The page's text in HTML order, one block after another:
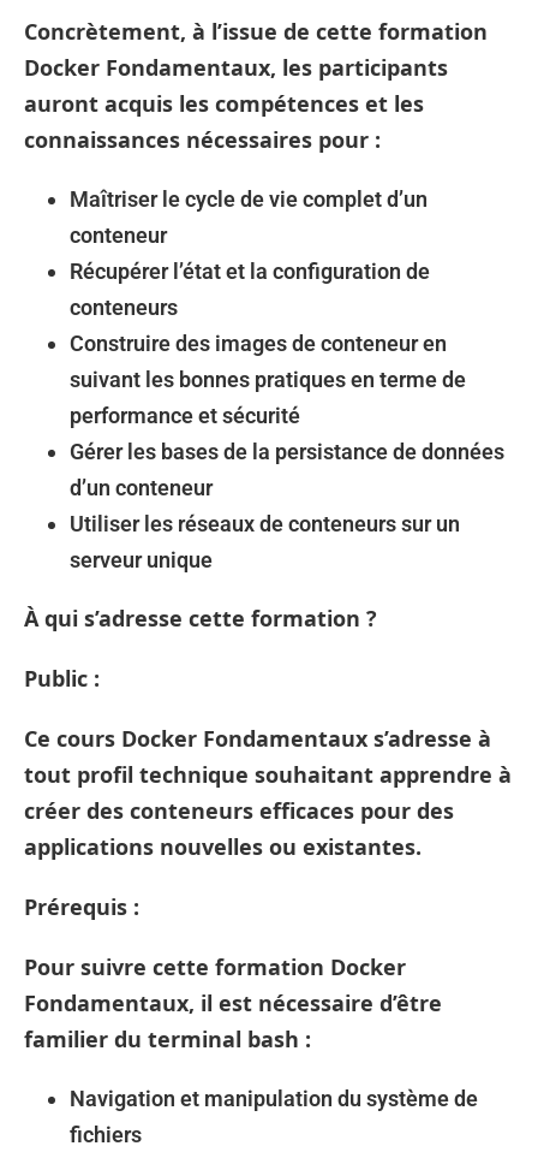
Concrètement, à l’issue de cette formation
Docker Fondamentaux, les participants
auront acquis les compétences et les
connaissances nécessaires pour :
Maîtriser le cycle de vie complet d’un
conteneur
Récupérer l’état et la configuration de
conteneurs
Construire des images de conteneur en
suivant les bonnes pratiques en terme de
performance et sécurité
Gérer les bases de la persistance de données
d’un conteneur
Utiliser les réseaux de conteneurs sur un
serveur unique
À qui s’adresse cette formation ?
Public :
Ce cours Docker Fondamentaux s’adresse à
tout profil technique souhaitant apprendre à
créer des conteneurs efficaces pour des
applications nouvelles ou existantes.
Prérequis :
Pour suivre cette formation Docker
Fondamentaux, il est nécessaire d’être
familier du terminal bash :
Navigation et manipulation du système de
fichiers